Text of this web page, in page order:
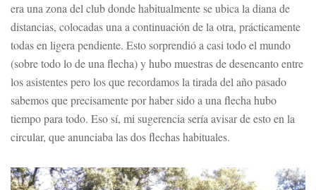
era una zona del club donde habitualmente se ubica la diana de
distancias, colocadas una a continuación de la otra, prácticamente
todas en ligera pendiente. Esto sorprendió a casi todo el mundo
(sobre todo lo de una flecha) y hubo muestras de desencanto entre
los asistentes pero los que recordamos la tirada del año pasado
sabemos que precisamente por haber sido a una flecha hubo
tiempo para todo. Eso sí, mi sugerencia sería avisar de esto en la
circular, que anunciaba las dos flechas habituales.